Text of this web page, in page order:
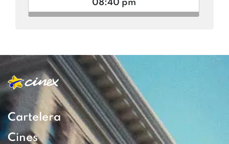
08:40 pm
Cartelera
Cines